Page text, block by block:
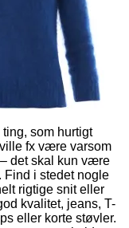
som hurtigt
fx være varsom
det skal kun være
Find i stedet nogle
rigtige snit eller
kvalitet, jeans, T-
eller korte støvler.